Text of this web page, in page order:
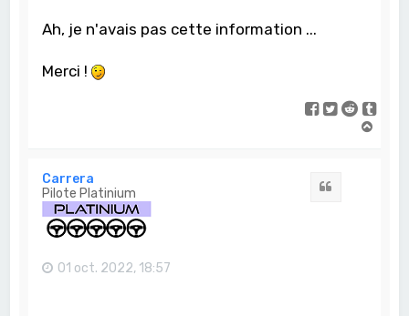
Ah, je n'avais pas cette information ...
Merci !
Carrera
Pilote Platinium
01 oct. 2022, 18:57